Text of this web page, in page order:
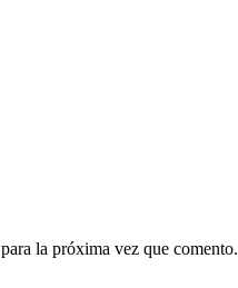
la próxima vez que comento.